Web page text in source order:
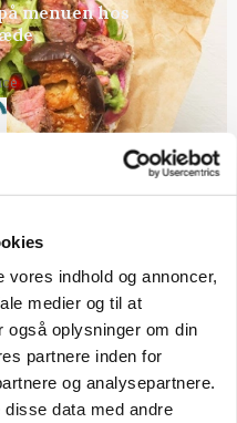
indhold og annoncer,
medier og til at
også oplysninger om din
partnere inden for
og analysepartnere.
data med andre
menuen hos